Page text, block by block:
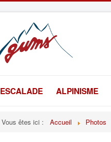
ESCALADE ALPINISME
Vous êtes ici : Accueil Photos